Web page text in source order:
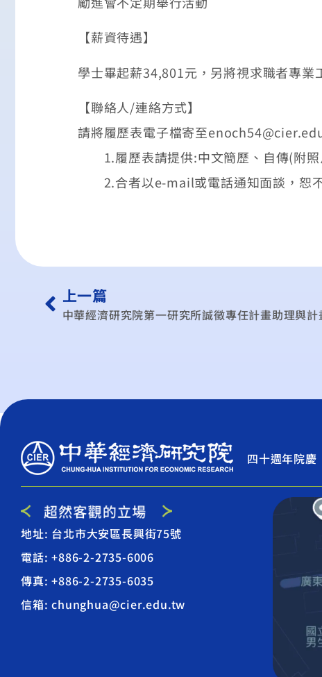
【薪資待遇】
學士畢起薪34,801元，另將視求職者專業
【聯絡人/連絡方式】
請將履歷表電子檔寄至
1.履歷表請提供:中文簡歷、自傳(附照
2.合者以e-mail或電話通知面談，恕不
上一篇
中華經濟研究院第一研究所誠徵專任計畫助理與
四十週年院慶
地址: 台北市大安區長興街75號
電話: +886-2-2735-6006
傳真: +886-2-2735-6035
信箱: chunghua@cier.edu.tw